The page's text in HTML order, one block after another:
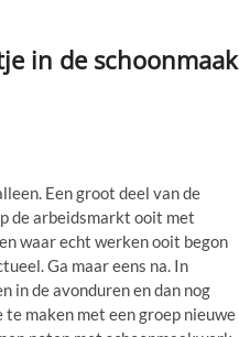
in de schoonmaak
Een groot deel van de
de arbeidsmarkt ooit met
waar echt werken ooit begon
Ga maar eens na. In
in de avonduren en dan nog
maken met een groep nieuwe